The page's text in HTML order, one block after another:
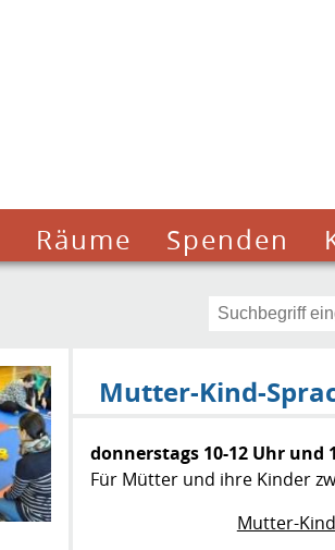
Räume Spenden
Mutter-Kind-
donnerstags 10-12 Uhr und
Für Mütter und ihre Kinder
Mutter-